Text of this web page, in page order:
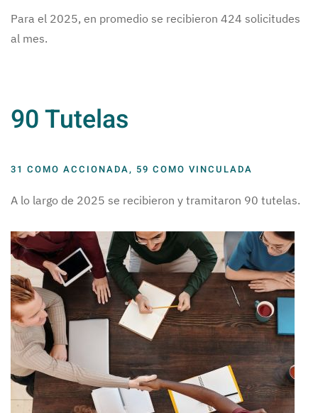
Para el 2025, en promedio se recibieron 424 solicitudes
al mes.
90 Tutelas
31 COMO ACCIONADA, 59 COMO VINCULADA
A lo largo de 2025 se recibieron y tramitaron 90 tutelas.